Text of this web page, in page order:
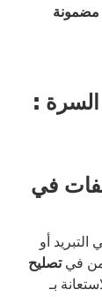
مضمونة
:
في
أو
في تصليح
بـ